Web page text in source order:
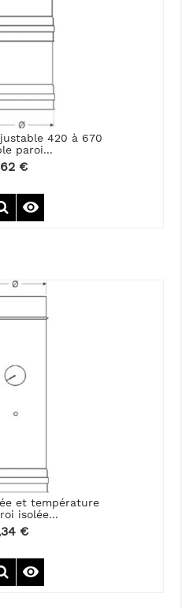
420 à 670
paroi...
€

et température
isolée...
€
